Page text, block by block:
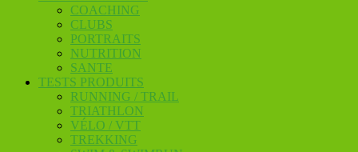
COACHING
CLUBS
PORTRAITS
NUTRITION
SANTE
TESTS PRODUITS
RUNNING / TRAIL
TRIATHLON
VÉLO / VTT
TREKKING